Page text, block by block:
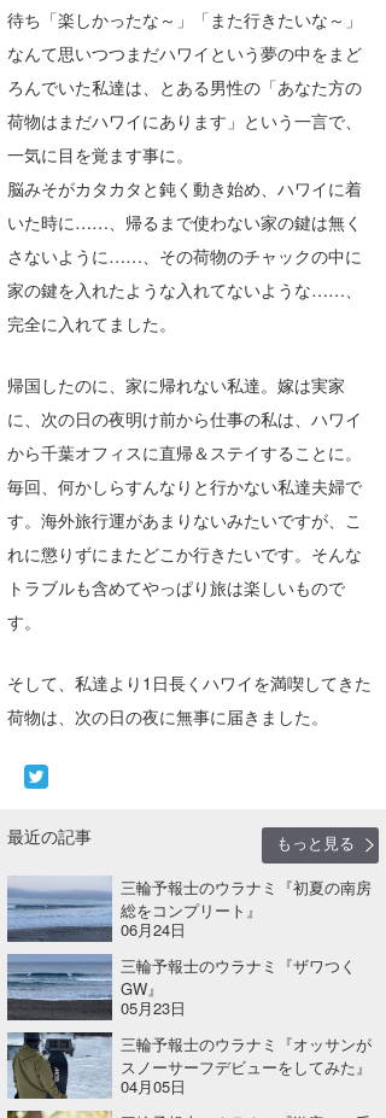
待ち「楽しかったな～」「また行きたいな～」
なんて思いつつまだハワイという夢の中をまど
ろんでいた私達は、とある男性の「あなた方の
荷物はまだハワイにあります」という一言で、
一気に目を覚ます事に。
脳みそがカタカタと鈍く動き始め、ハワイに着
いた時に……、帰るまで使わない家の鍵は無く
さないように……、その荷物のチャックの中に
家の鍵を入れたような入れてないような……、
完全に入れてました。
帰国したのに、家に帰れない私達。嫁は実家
に、次の日の夜明け前から仕事の私は、ハワイ
から千葉オフィスに直帰＆ステイすることに。
毎回、何かしらすんなりと行かない私達夫婦で
す。海外旅行運があまりないみたいですが、こ
れに懲りずにまたどこか行きたいです。そんな
トラブルも含めてやっぱり旅は楽しいもので
す。
そして、私達より1日長くハワイを満喫してきた
荷物は、次の日の夜に無事に届きました。
最近の記事
もっと見る
三輪予報士のウラナミ『初夏の南房
総をコンプリート』
06月24日
三輪予報士のウラナミ『ザワつく
GW』
05月23日
三輪予報士のウラナミ『オッサンが
スノーサーフデビューをしてみた』
04月05日
大野”MAR”修聖
喜納海人
H
KID
KOBU
KY
MIN
mitz
OYZ
Soulman
VAGY
waka☆=
YUKI☆
まっきー
上條将美
唐澤予報士
SancheZ
ゴン
米山予報士